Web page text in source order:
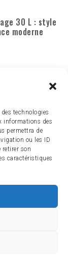
technologies
informations des
permettra de
ou les ID
retirer son
caractéristiques
30 L : style
moderne
réservés.